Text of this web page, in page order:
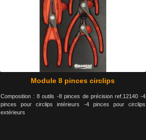
Module 8 pinces circlips
Composition : 8 outils -8 pinces de précision ref.12140 -4
pinces pour circlips intérieurs -4 pinces pour circlips
extérieurs